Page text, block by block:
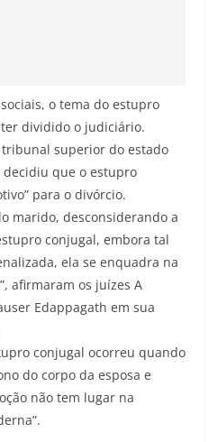
o tema do estupro
dividido o judiciário.
tribunal superior do estado
que o estupro
para o divórcio.
marido, desconsiderando a
conjugal, embora tal
ela se enquadra na
afirmaram os juízes A
Edappagath em sua
conjugal ocorreu quando
do corpo da esposa e
não tem lugar na